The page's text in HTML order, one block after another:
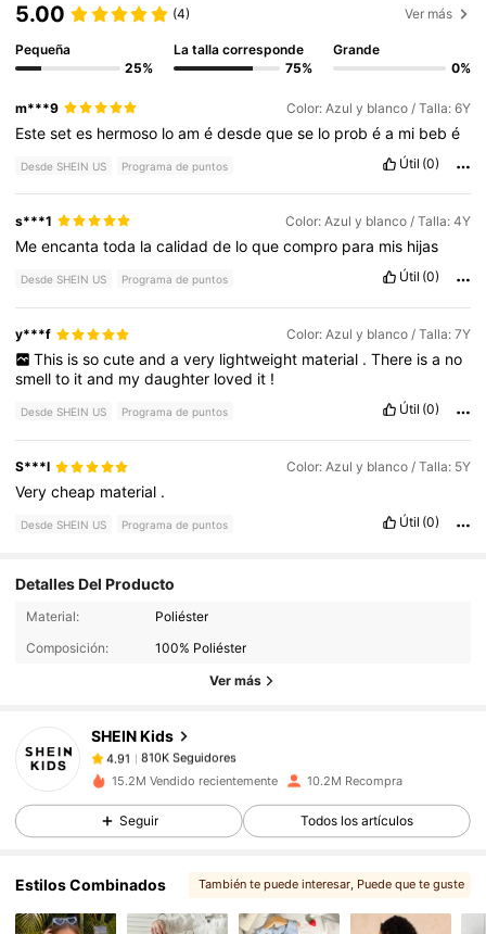
5.00 (4) Ver más
Pequeña
25%
La talla corresponde
75%
Grande
0%
m***9 Color: Azul y blanco / Talla: 6Y
Estesetes hermoso loamédesdequese lo probéa mi bebé
Desde SHEIN US Programa de puntos Útil (0)
s***1 Color: Azul y blanco / Talla: 4Y
Meencantatoda lacalidadde loquecompro para mis hijas
Desde SHEIN US Programa de puntos Útil (0)
y***f Color: Azul y blanco / Talla: 7Y
This is so cute and a very lightweight material . There is a no
smellto itand mydaughter loved it !
Desde SHEIN US Programa de puntos Útil (0)
S***l Color: Azul y blanco / Talla: 5Y
Verycheap material .
Desde SHEIN US Programa de puntos Útil (0)
Detalles Del Producto
Material:
Poliéster
Composición:
100% Poliéster
Ver más
SHEIN Kids
4.91
810K Seguidores
1***4pagóHace 3 horas
4.91 810K Seguidores
4.91 810K Seguidores
15.2M Vendido recientemente 10.2M Recompra
Seguir Todos los artículos
Estilos Combinados También te puede interesar , Puede que te guste